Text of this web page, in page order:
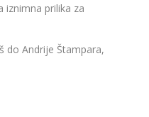
iznimna prilika za
do Andrije Štampara,